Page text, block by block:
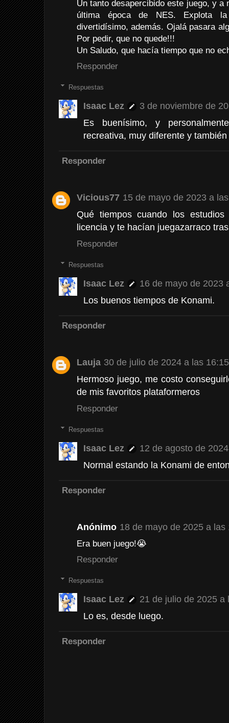
Un tanto desapercibido este juego, y a
última época de NES. Explota
divertidísimo, además. Ojalá pasara
Por pedir, que no quede!!!
Un Saludo, que hacía tiempo que no
Responder
Respuestas
Isaac Lez
3 de noviembre de
Es buenísimo, y
recreativa, muy diferente y
Responder
Vicious77 15 de mayo de 2023 a
Qué tiempos cuando los estudios
licencia y te hacían juegazarraco
Responder
Respuestas
Isaac Lez
16 de mayo de 2023
Los buenos tiempos de Konami.
Responder
Lauja 30 de julio de 2024 a las 16:15
Hermoso juego, me costo
de mis favoritos plataformeros
Responder
Respuestas
Isaac Lez
12 de agosto de
Normal estando la Konami de
Responder
Anónimo 18 de mayo de 2025 a las
Era buen juego!😭
Responder
Respuestas
Isaac Lez
21 de julio de 2025 a
Lo es, desde luego.
Responder